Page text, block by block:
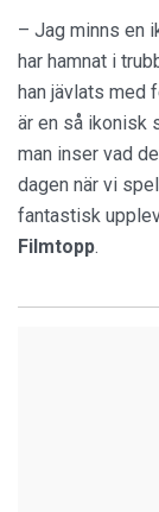
– Jag minns en
har hamnat i
han jävlats med
är en så ikonisk
man inser vad
dagen när vi
fantastisk
Filmtopp.